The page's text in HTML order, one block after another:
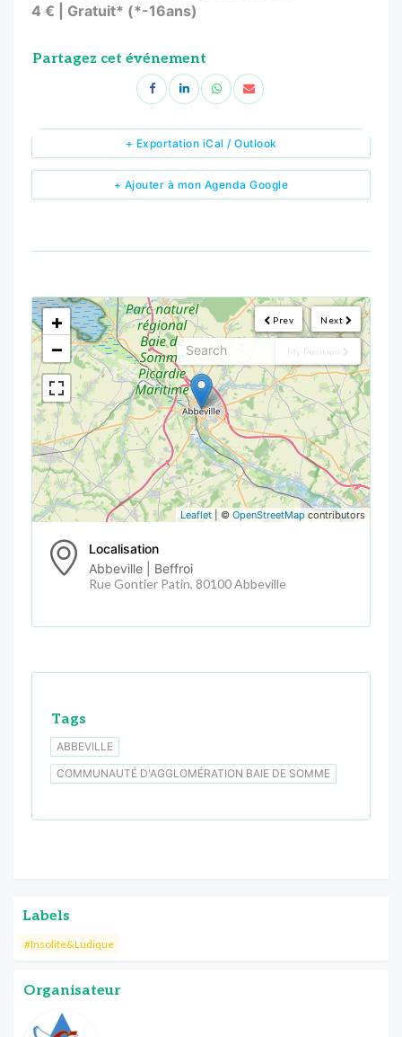
4 € | Gratuit* (*-16ans)
Partagez cet événement
+ Ajouter à mon Agenda Google
+ Exportation iCal / Outlook
Next
Prev
My Position
<!---->
+
−
Leaflet | © OpenStreetMap contributors
Localisation
Abbeville | Beffroi
Rue Gontier Patin, 80100 Abbeville
Tags
ABBEVILLE
COMMUNAUTÉ D'AGGLOMÉRATION BAIE DE SOMME
Labels
#Insolite&Ludique
Organisateur